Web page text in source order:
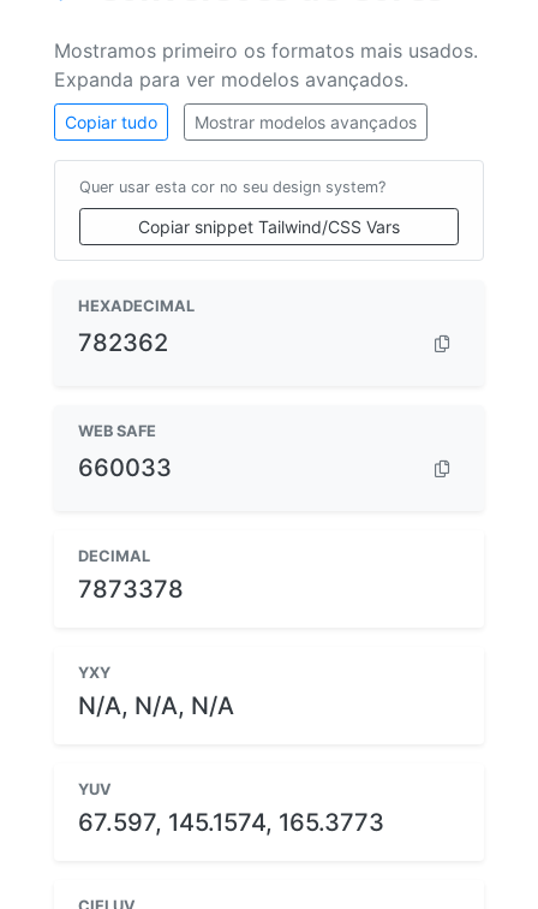
Mostramos primeiro os formatos mais usados.
Expanda para ver modelos avançados.
Copiar tudo Mostrar modelos avançados
Quer usar esta cor no seu design system?
Copiar snippet Tailwind/CSS Vars
HEXADECIMAL
782362
WEB SAFE
660033
DECIMAL
7873378
YXY
N/A, N/A, N/A
YUV
67.597, 145.1574, 165.3773
CIELUV